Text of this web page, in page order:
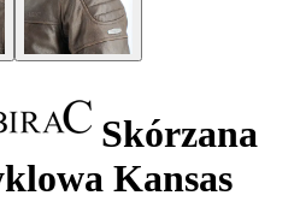
Skórzana
Kansas